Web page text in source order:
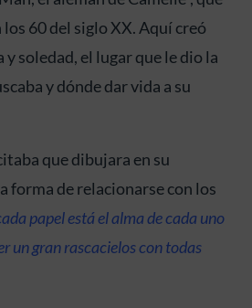
60 del siglo XX. Aquí creó
y soledad, el lugar que le dio la
y dónde dar vida a su
que dibujara en su
forma de relacionarse con los
papel está el alma de cada uno
un gran rascacielos con todas